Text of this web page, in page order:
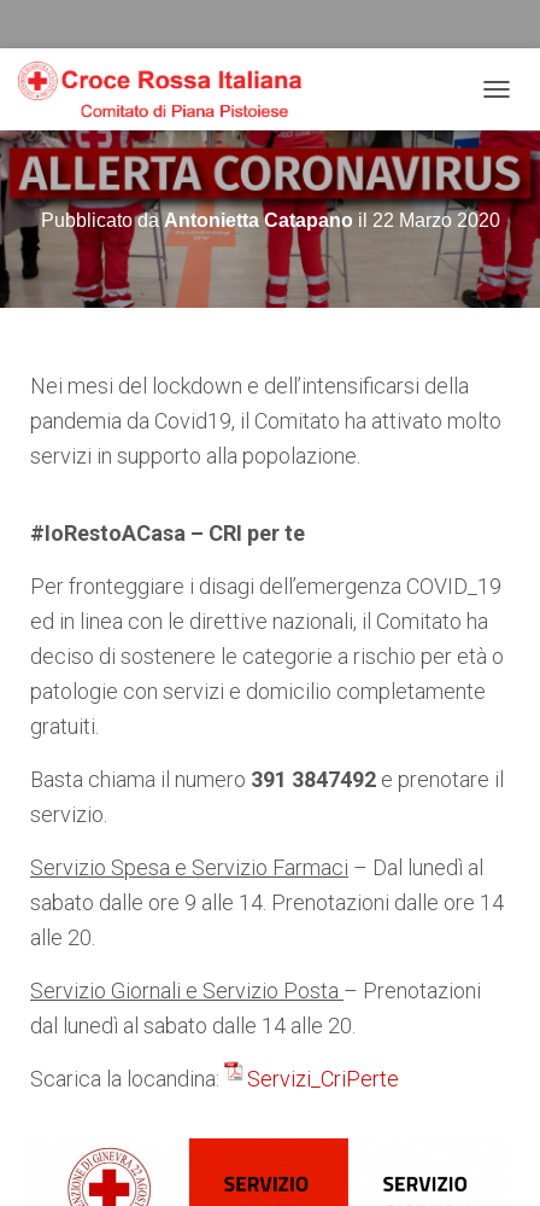
contenuto
navigazione
footer
A
V
I
G
A
Z
I
O
G
Pubblicato daAntonietta Catapanoil 22 Marzo 2020
Nei mesi del lockdown e dell’intensificarsi della
pandemia da Covid19, il Comitato ha attivato molto
servizi in supporto alla popolazione.
#IoRestoACasa – CRI per te
Per fronteggiare i disagi dell’emergenza COVID_19
ed in linea con le direttive nazionali, il Comitato ha
deciso di sostenere le categorie a rischio per età o
patologie con servizi e domicilio completamente
gratuiti.
Basta chiama il numero 391 3847492 e prenotare il
servizio.
Servizio Spesa e Servizio Farmaci – Dal lunedì al
sabato dalle ore 9 alle 14. Prenotazioni dalle ore 14
alle 20.
Servizio Giornali e Servizio Posta – Prenotazioni
dal lunedì al sabato dalle 14 alle 20.
Scarica la locandina: Servizi_CriPerte